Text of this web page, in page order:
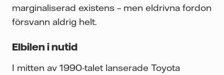
marginaliserad existens – men eldrivna fordon
försvann aldrig helt.
Elbilen i nutid
I mitten av 1990-talet lanserade Toyota